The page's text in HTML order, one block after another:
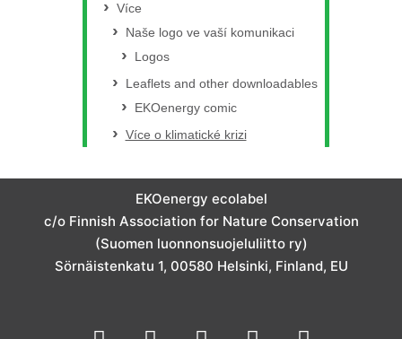
Více
Naše logo ve vaší komunikaci
Logos
Leaflets and other downloadables
EKOenergy comic
Více o klimatické krizi
EKOenergy ecolabel
c/o Finnish Association for Nature Conservation
(Suomen luonnonsuojeluliitto ry)
Sörnäistenkatu 1, 00580 Helsinki, Finland, EU
I
F
L
T
Y